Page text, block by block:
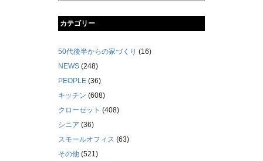
カテゴリー
50代後半からの家づくり (16)
NEWS (248)
PEOPLE (36)
キッチン (608)
クローゼット (408)
シニア (36)
スモールオフィス (63)
その他 (521)